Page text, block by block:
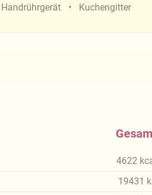
Handrührgerät
Kuchengitter
4622
19431